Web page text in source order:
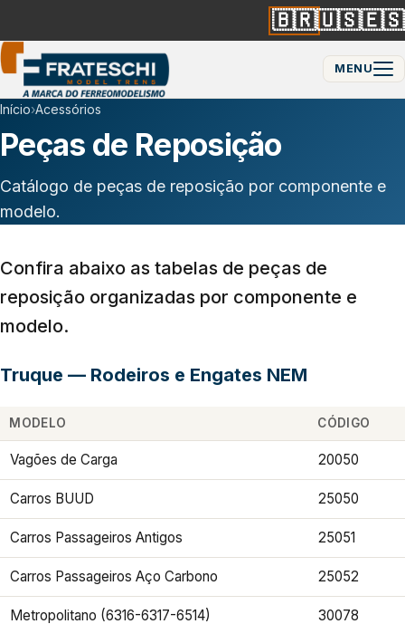
🇧🇷🇺🇸🇪🇸
MENU
Início›Acessórios
Peças de Reposição
Catálogo de peças de reposição por componente e
modelo.
Confira abaixo as tabelas de peças de
reposição organizadas por componente e
modelo.
Truque — Rodeiros e Engates NEM
MODELO CÓDIGO
Vagões de Carga 20050
Carros BUUD 25050
Carros Passageiros Antigos 25051
Carros Passageiros Aço Carbono 25052
Metropolitano (6316-6317-6514) 30078